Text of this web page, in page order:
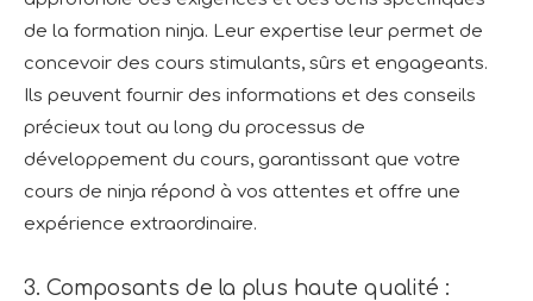
de la formation ninja. Leur expertise leur permet de
concevoir des cours stimulants, sûrs et engageants.
Ils peuvent fournir des informations et des conseils
précieux tout au long du processus de
développement du cours, garantissant que votre
cours de ninja répond à vos attentes et offre une
expérience extraordinaire.
3. Composants de la plus haute qualité :